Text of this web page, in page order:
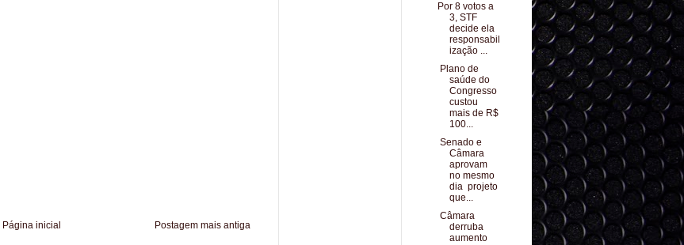
Postagem mais antiga
Página inicial
Por 8 votos a
3, STF
decide ela
responsabil
ização ...
Plano de
saúde do
Congresso
custou
mais de R$
100...
Senado e
Câmara
aprovam
no mesmo
dia projeto
que...
Câmara
derruba
aumento